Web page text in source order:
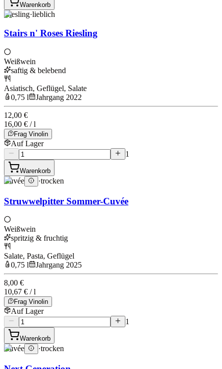
Warenkorb
Riesling·lieblich
Stairs n' Roses Riesling
Weißwein
saftig & belebend
Asiatisch, Geflügel, Salate
0,75 l
Jahrgang 2022
12,00 €
16,00 € / l
Frag Vinolin
Auf Lager
1
Warenkorb
Cuvée ·trocken
Struwwelpitter Sommer-Cuvée
Weißwein
spritzig & fruchtig
Salate, Pasta, Geflügel
0,75 l
Jahrgang 2025
8,00 €
10,67 € / l
Frag Vinolin
Auf Lager
1
Warenkorb
Cuvée ·trocken